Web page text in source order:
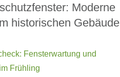
Moderne
historischen Gebäude